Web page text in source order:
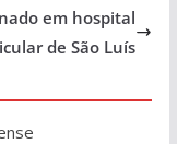
em hospital
de São Luís